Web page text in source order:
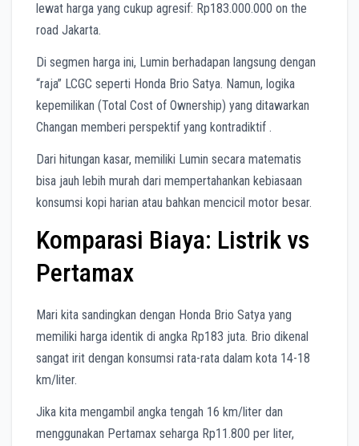
lewat harga yang cukup agresif: Rp183.000.000 on the
road Jakarta.
Di segmen harga ini, Lumin berhadapan langsung dengan
“raja” LCGC seperti Honda Brio Satya. Namun, logika
kepemilikan (Total Cost of Ownership) yang ditawarkan
Changan memberi perspektif yang kontradiktif .
Dari hitungan kasar, memiliki Lumin secara matematis
bisa jauh lebih murah dari mempertahankan kebiasaan
konsumsi kopi harian atau bahkan mencicil motor besar.
Komparasi Biaya: Listrik vs
Pertamax
Mari kita sandingkan dengan Honda Brio Satya yang
memiliki harga identik di angka Rp183 juta. Brio dikenal
sangat irit dengan konsumsi rata-rata dalam kota 14-18
km/liter.
Jika kita mengambil angka tengah 16 km/liter dan
menggunakan Pertamax seharga Rp11.800 per liter,